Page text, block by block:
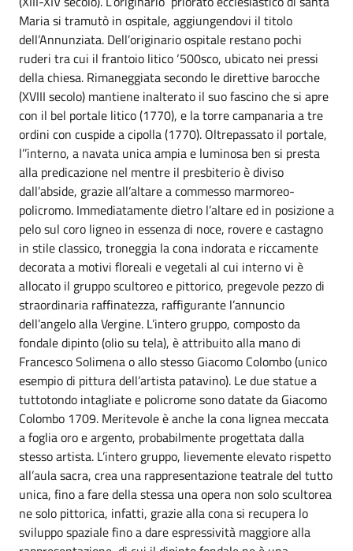
Maria si tramutò in ospitale, aggiungendovi il titolo
dell’Annunziata. Dell’originario ospitale restano pochi
ruderi tra cui il frantoio litico ‘500sco, ubicato nei pressi
della chiesa. Rimaneggiata secondo le direttive barocche
(XVIII secolo) mantiene inalterato il suo fascino che si apre
con il bel portale litico (1770), e la torre campanaria a tre
ordini con cuspide a cipolla (1770). Oltrepassato il portale,
l’’interno, a navata unica ampia e luminosa ben si presta
alla predicazione nel mentre il presbiterio è diviso
dall’abside, grazie all’altare a commesso marmoreo-
policromo. Immediatamente dietro l’altare ed in posizione a
pelo sul coro ligneo in essenza di noce, rovere e castagno
in stile classico, troneggia la cona indorata e riccamente
decorata a motivi floreali e vegetali al cui interno vi è
allocato il gruppo scultoreo e pittorico, pregevole pezzo di
straordinaria raffinatezza, raffigurante l’annuncio
dell’angelo alla Vergine. L’intero gruppo, composto da
fondale dipinto (olio su tela), è attribuito alla mano di
Francesco Solimena o allo stesso Giacomo Colombo (unico
esempio di pittura dell’artista patavino). Le due statue a
tuttotondo intagliate e policrome sono datate da Giacomo
Colombo 1709. Meritevole è anche la cona lignea meccata
a foglia oro e argento, probabilmente progettata dalla
stesso artista. L’intero gruppo, lievemente elevato rispetto
all’aula sacra, crea una rappresentazione teatrale del tutto
unica, fino a fare della stessa una opera non solo scultorea
ne solo pittorica, infatti, grazie alla cona si recupera lo
sviluppo spaziale fino a dare espressività maggiore alla